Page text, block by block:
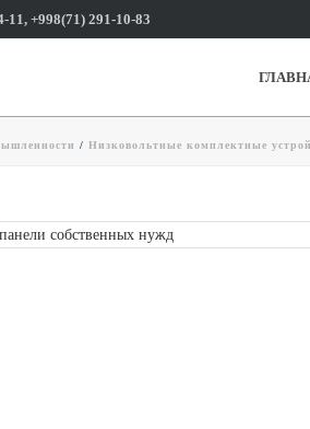
11, +998(71) 291-10-83
/ Низковольтные комплектные